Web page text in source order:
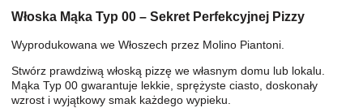
Włoska Mąka Typ 00 – Sekret Perfekcyjnej Pizzy
Wyprodukowana we Włoszech przez Molino Piantoni.
Stwórz prawdziwą włoską pizzę we własnym domu lub lokalu.
Mąka Typ 00 gwarantuje lekkie, sprężyste ciasto, doskonały
wzrost i wyjątkowy smak każdego wypieku.